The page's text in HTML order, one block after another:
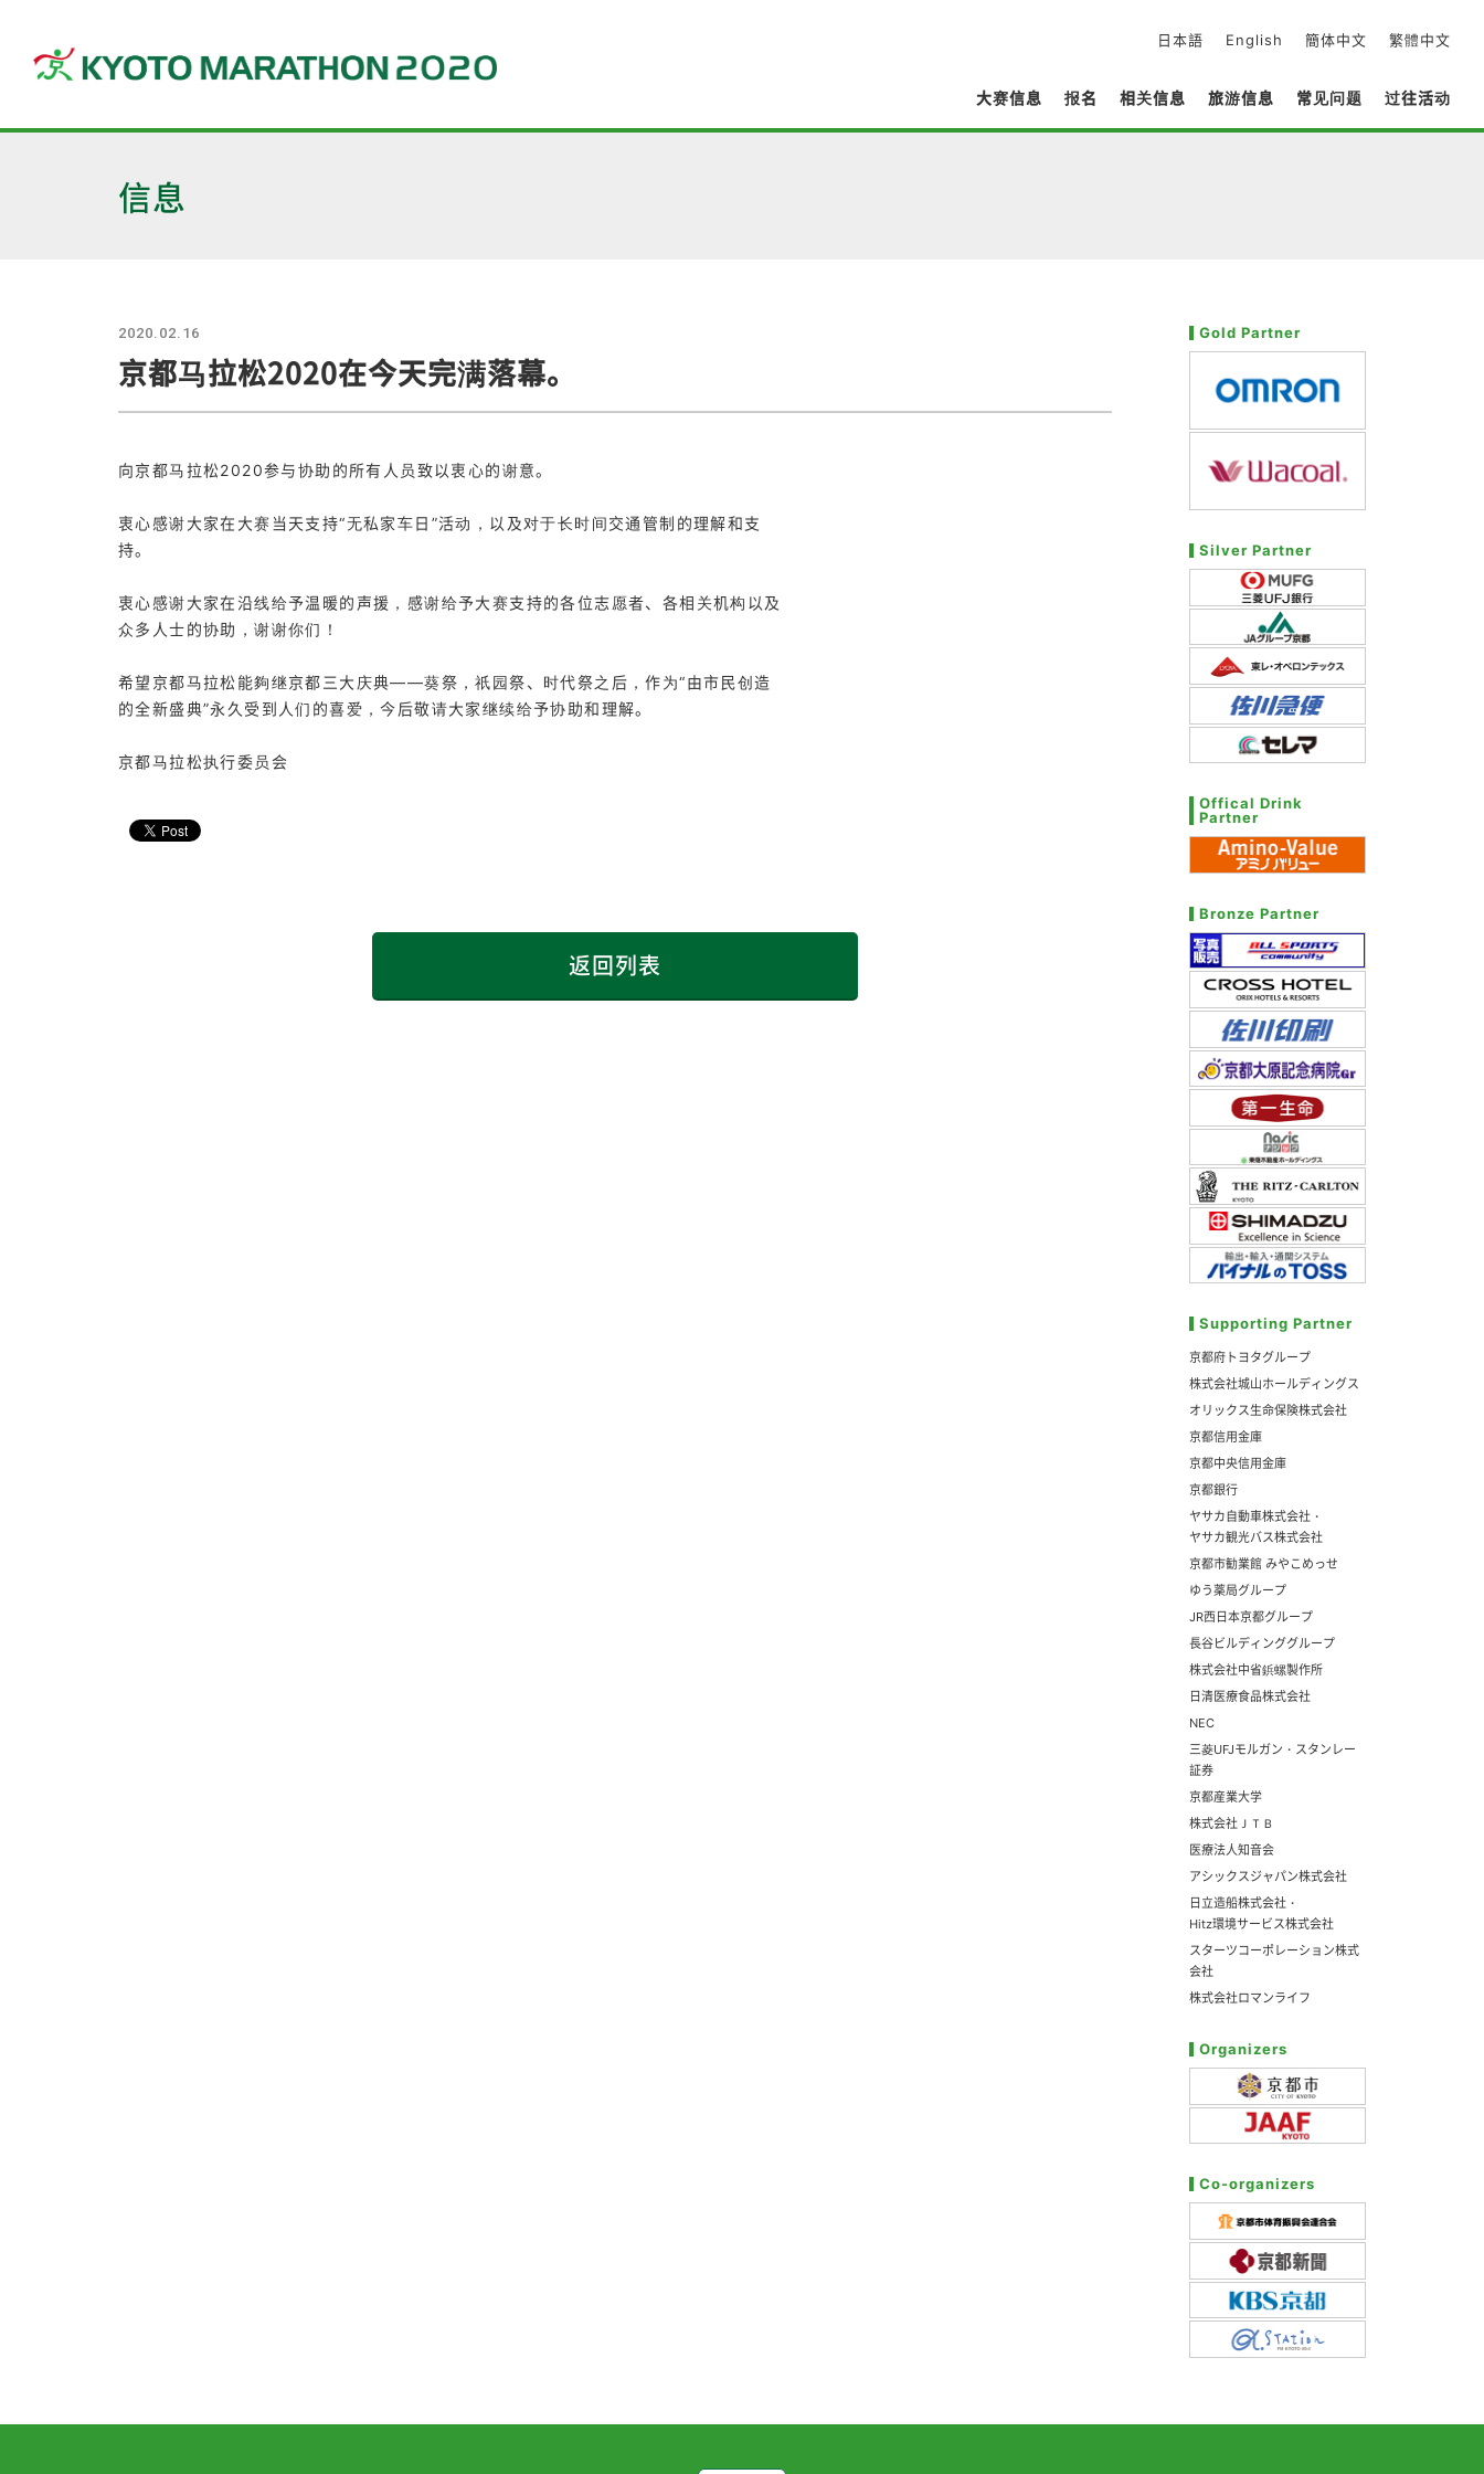
日本語 English 簡体中文 繁體中文
大赛信息 报名 相关信息 旅游信息 常见问题 过往活动
信息
2020.02.16
京都马拉松2020在今天完满落幕。
向京都马拉松2020参与协助的所有人员致以衷心的谢意。
衷心感谢大家在大赛当天支持“无私家车日”活动，以及对于长时间交通管制的理解和支
持。
衷心感谢大家在沿线给予温暖的声援，感谢给予大赛支持的各位志愿者、各相关机构以及
众多人士的协助，谢谢你们！
希望京都马拉松能夠继京都三大庆典——葵祭，祇园祭、时代祭之后，作为“由市民创造
的全新盛典”永久受到人们的喜爱，今后敬请大家继续给予协助和理解。
京都马拉松执行委员会
返回列表
Gold Partner
Silver Partner
Offical Drink
Partner
Bronze Partner
Supporting Partner
京都府トヨタグループ
株式会社城山ホールディングス
オリックス生命保険株式会社
京都信用金庫
京都中央信用金庫
京都銀行
ヤサカ自動車株式会社・
ヤサカ観光バス株式会社
京都市勧業館 みやこめっせ
ゆう薬局グループ
JR西日本京都グループ
長谷ビルディンググループ
株式会社中省鋲螺製作所
日清医療食品株式会社
NEC
三菱UFJモルガン・スタンレー
証券
京都産業大学
株式会社ＪＴＢ
医療法人知音会
アシックスジャパン株式会社
日立造船株式会社・
Hitz環境サービス株式会社
スターツコーポレーション株式
会社
株式会社ロマンライフ
Organizers
Co-organizers